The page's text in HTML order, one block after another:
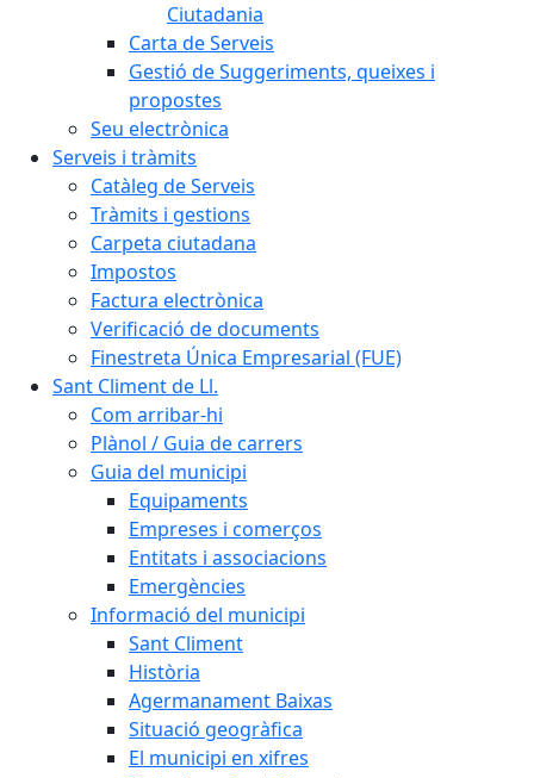
Ciutadania
Carta de Serveis
Gestió de Suggeriments, queixes i
propostes
Seu electrònica
Serveis i tràmits
Catàleg de Serveis
Tràmits i gestions
Carpeta ciutadana
Impostos
Factura electrònica
Verificació de documents
Finestreta Única Empresarial (FUE)
Sant Climent de Ll.
Com arribar-hi
Plànol / Guia de carrers
Guia del municipi
Equipaments
Empreses i comerços
Entitats i associacions
Emergències
Informació del municipi
Sant Climent
Història
Agermanament Baixas
Situació geogràfica
El municipi en xifres